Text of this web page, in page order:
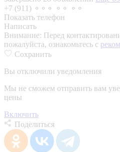
+7 (911) ⚬⚬⚬ ⚬⚬ ⚬⚬
Показать телефон
Написать
Внимание: Перед
пожалуйста, ознакомьтесь с
Сохранить
Вы отключили уведомления
Мы не сможем отправить вам
цены
Включить
Поделиться